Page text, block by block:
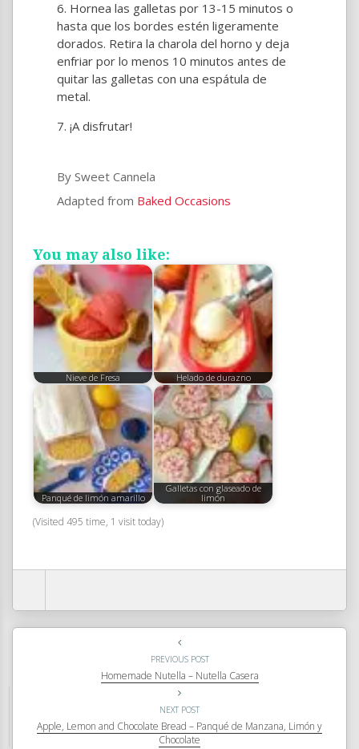
Hornea las galletas por 13-15 minutos o
hasta que los bordes estén ligeramente
dorados. Retira la charola del horno y deja
enfriar por lo menos 10 minutos antes de
quitar las galletas con una espátula de
metal.
¡A disfrutar!
By Sweet Cannela
Adapted from Baked Occasions
You may also like:
Nieve de Fresa Helado de durazno
Panqué de limón amarillo
Galletas con glaseado de
limón
(Visited 495 time, 1 visit today)
PREVIOUS POST
Homemade Nutella – Nutella Casera
NEXT POST
Apple, Lemon and Chocolate Bread – Panqué de Manzana, Limón y
Chocolate